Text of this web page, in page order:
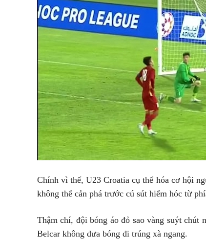
Chính vì thế, U23 Croatia cụ thể hóa cơ hội
không thể cản phá trước cú sút hiểm hóc từ
Thậm chí, đội bóng áo đỏ sao vàng suýt chút
Belcar không đưa bóng đi trúng xà ngang.